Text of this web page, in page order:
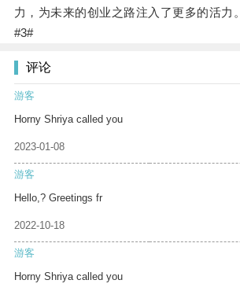
力，为未来的创业之路注入了更多的活力。
#3#
评论
游客
Horny Shriya called you
2023-01-08
游客
Hello,? Greetings fr
2022-10-18
游客
Horny Shriya called you